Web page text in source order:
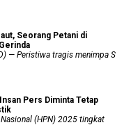
Seorang Petani di
— Peristiwa tragis menimpa S
Pers Diminta Tetap
(HPN) 2025 tingkat